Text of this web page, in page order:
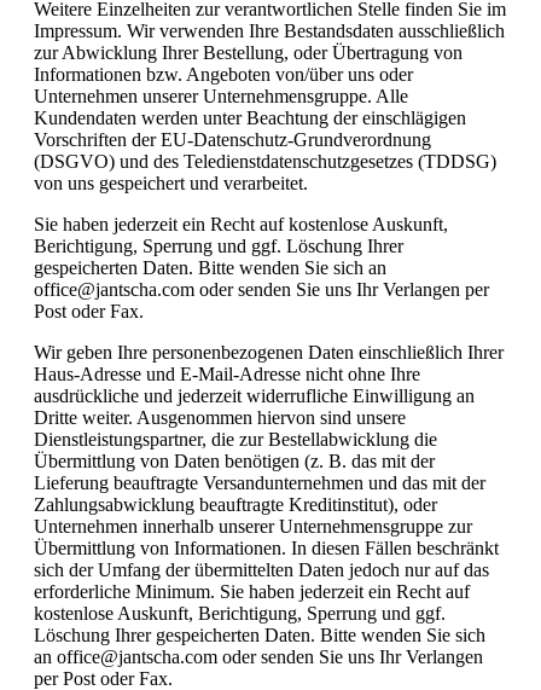
Weitere Einzelheiten zur verantwortlichen Stelle finden Sie im
Impressum. Wir verwenden Ihre Bestandsdaten ausschließlich
zur Abwicklung Ihrer Bestellung, oder Übertragung von
Informationen bzw. Angeboten von/über uns oder
Unternehmen unserer Unternehmensgruppe. Alle
Kundendaten werden unter Beachtung der einschlägigen
Vorschriften der EU-Datenschutz-Grundverordnung
(DSGVO) und des Teledienstdatenschutzgesetzes (TDDSG)
von uns gespeichert und verarbeitet.
Sie haben jederzeit ein Recht auf kostenlose Auskunft,
Berichtigung, Sperrung und ggf. Löschung Ihrer
gespeicherten Daten. Bitte wenden Sie sich an
office@jantscha.com oder senden Sie uns Ihr Verlangen per
Post oder Fax.
Wir geben Ihre personenbezogenen Daten einschließlich Ihrer
Haus-Adresse und E-Mail-Adresse nicht ohne Ihre
ausdrückliche und jederzeit widerrufliche Einwilligung an
Dritte weiter. Ausgenommen hiervon sind unsere
Dienstleistungspartner, die zur Bestellabwicklung die
Übermittlung von Daten benötigen (z. B. das mit der
Lieferung beauftragte Versandunternehmen und das mit der
Zahlungsabwicklung beauftragte Kreditinstitut), oder
Unternehmen innerhalb unserer Unternehmensgruppe zur
Übermittlung von Informationen. In diesen Fällen beschränkt
sich der Umfang der übermittelten Daten jedoch nur auf das
erforderliche Minimum. Sie haben jederzeit ein Recht auf
kostenlose Auskunft, Berichtigung, Sperrung und ggf.
Löschung Ihrer gespeicherten Daten. Bitte wenden Sie sich
an office@jantscha.com oder senden Sie uns Ihr Verlangen
per Post oder Fax.